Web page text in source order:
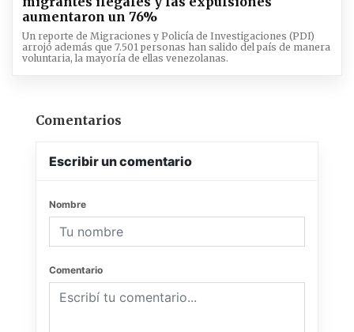
aumentaron un 76%
Un reporte de Migraciones y Policía de Investigaciones (PDI)
arrojó además que 7.501 personas han salido del país de manera
voluntaria, la mayoría de ellas venezolanas.
Comentarios
Escribir un comentario
Nombre
Comentario